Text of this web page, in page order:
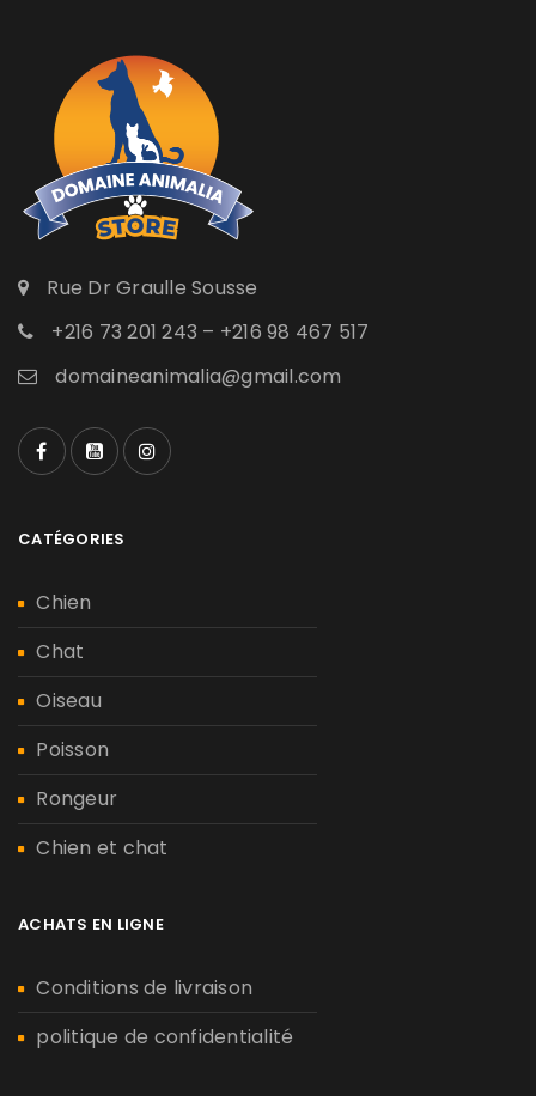
Rue Dr Graulle Sousse
+216 73 201 243 – +216 98 467 517
domaineanimalia@gmail.com
CATÉGORIES
Chien
Chat
Oiseau
Poisson
Rongeur
Chien et chat
ACHATS EN LIGNE
Conditions de livraison
politique de confidentialité